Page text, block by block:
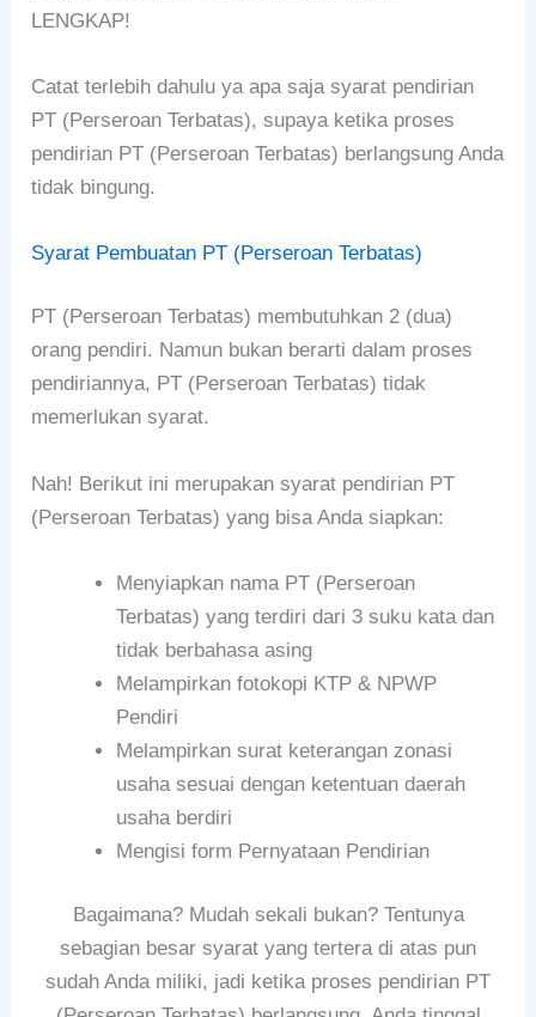
LENGKAP!
Catat terlebih dahulu ya apa saja syarat pendirian
PT (Perseroan Terbatas), supaya ketika proses
pendirian PT (Perseroan Terbatas) berlangsung Anda
tidak bingung.
Syarat Pembuatan PT (Perseroan Terbatas)
PT (Perseroan Terbatas) membutuhkan 2 (dua)
orang pendiri. Namun bukan berarti dalam proses
pendiriannya, PT (Perseroan Terbatas) tidak
memerlukan syarat.
Nah! Berikut ini merupakan syarat pendirian PT
(Perseroan Terbatas) yang bisa Anda siapkan:
Menyiapkan nama PT (Perseroan
Terbatas) yang terdiri dari 3 suku kata dan
tidak berbahasa asing
Melampirkan fotokopi KTP & NPWP
Pendiri
Melampirkan surat keterangan zonasi
usaha sesuai dengan ketentuan daerah
usaha berdiri
Mengisi form Pernyataan Pendirian
Bagaimana? Mudah sekali bukan? Tentunya
sebagian besar syarat yang tertera di atas pun
sudah Anda miliki, jadi ketika proses pendirian PT